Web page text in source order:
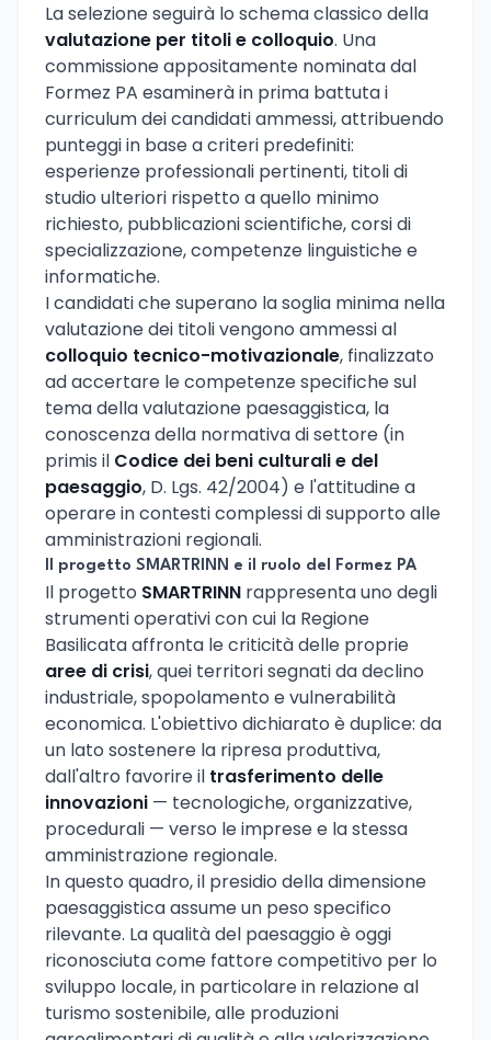
La selezione seguirà lo schema classico della
valutazione per titoli e colloquio. Una
commissione appositamente nominata dal
Formez PA esaminerà in prima battuta i
curriculum dei candidati ammessi, attribuendo
punteggi in base a criteri predefiniti:
esperienze professionali pertinenti, titoli di
studio ulteriori rispetto a quello minimo
richiesto, pubblicazioni scientifiche, corsi di
specializzazione, competenze linguistiche e
informatiche.
I candidati che superano la soglia minima nella
valutazione dei titoli vengono ammessi al
colloquio tecnico-motivazionale, finalizzato
ad accertare le competenze specifiche sul
tema della valutazione paesaggistica, la
conoscenza della normativa di settore (in
primis il Codice dei beni culturali e del
paesaggio, D. Lgs. 42/2004) e l'attitudine a
operare in contesti complessi di supporto alle
amministrazioni regionali.
Il progetto SMARTRINN e il ruolo del Formez PA
Il progetto SMARTRINN rappresenta uno degli
strumenti operativi con cui la Regione
Basilicata affronta le criticità delle proprie
aree di crisi, quei territori segnati da declino
industriale, spopolamento e vulnerabilità
economica. L'obiettivo dichiarato è duplice: da
un lato sostenere la ripresa produttiva,
dall'altro favorire il trasferimento delle
innovazioni — tecnologiche, organizzative,
procedurali — verso le imprese e la stessa
amministrazione regionale.
In questo quadro, il presidio della dimensione
paesaggistica assume un peso specifico
rilevante. La qualità del paesaggio è oggi
riconosciuta come fattore competitivo per lo
sviluppo locale, in particolare in relazione al
turismo sostenibile, alle produzioni